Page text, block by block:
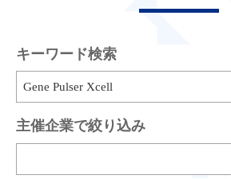
キーワード検索
主催企業で絞り込み